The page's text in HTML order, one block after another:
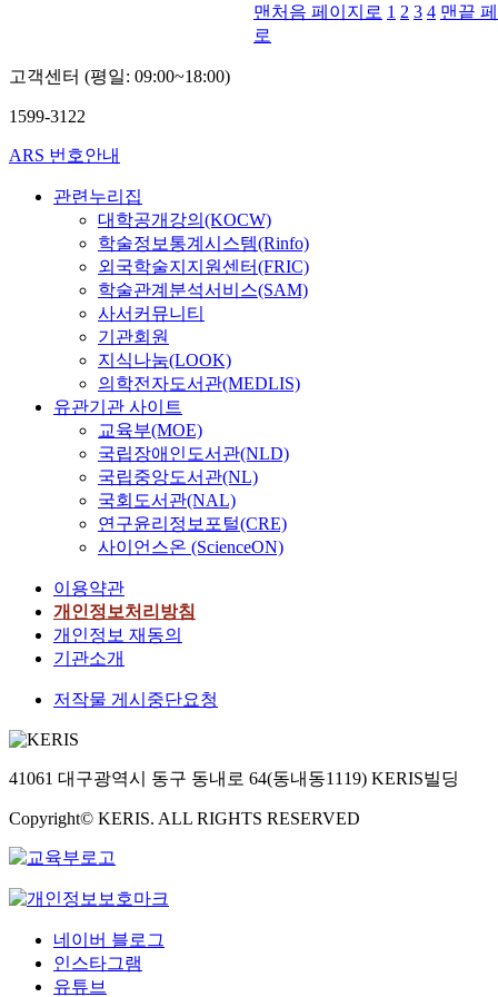
맨처음 페이지로 1 2 3 4 맨끝
로
고객센터 (평일: 09:00~18:00)
1599-3122
ARS 번호안내
관련누리집
대학공개강의(KOCW)
학술정보통계시스템(Rinfo)
외국학술지지원센터(FRIC)
학술관계분석서비스(SAM)
사서커뮤니티
기관회원
지식나눔(LOOK)
의학전자도서관(MEDLIS)
유관기관 사이트
교육부(MOE)
국립장애인도서관(NLD)
국립중앙도서관(NL)
국회도서관(NAL)
연구윤리정보포털(CRE)
사이언스온 (ScienceON)
이용약관
개인정보처리방침
개인정보 재동의
기관소개
저작물 게시중단요청
41061 대구광역시 동구 동내로 64(동내동1119) KERIS빌딩
Copyright© KERIS. ALL RIGHTS RESERVED
네이버 블로그
인스타그램
유튜브